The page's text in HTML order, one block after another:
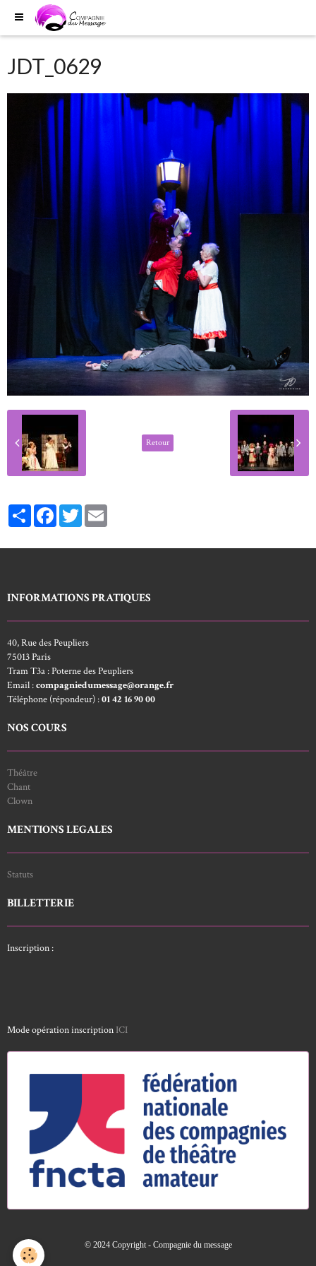
JDT_0629
Retour
PartagerFacebookTwitter
INFORMATIONS PRATIQUES
40, Rue des Peupliers
75013 Paris
Tram T3a : Poterne des Peupliers
Email :compagniedumessage@orange.fr
Téléphone (répondeur) :01 42 16 90 00
NOS COURS
Théâtre
Chant
Clown
MENTIONS LEGALES
Statuts
BILLETTERIE
Inscription :
Mode opération inscription ICI
© 2024 Copyright - Compagnie du message